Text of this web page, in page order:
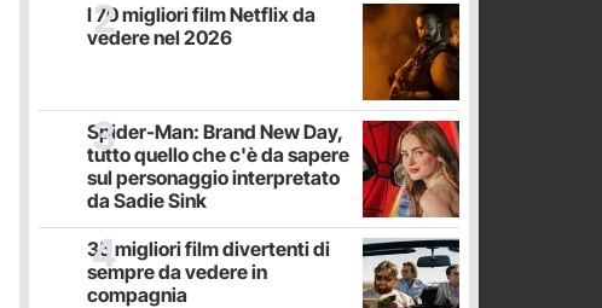
I 70 migliori film Netflix da
vedere nel 2026
Spider-Man: Brand New Day,
tutto quello che c'è da sapere
sul personaggio interpretato
da Sadie Sink
35 migliori film divertenti di
sempre da vedere in
compagnia